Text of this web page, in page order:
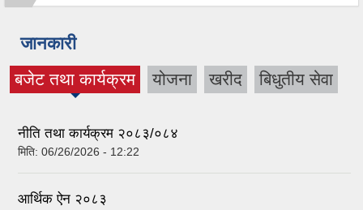
जानकारी
बजेट तथा कार्यक्रम
(active tab) योजना खरीद बिधुतीय सेवा
नीति तथा कार्यक्रम २०८३/०८४
मिति: 06/26/2026 - 12:22
आर्थिक ऐन २०८३